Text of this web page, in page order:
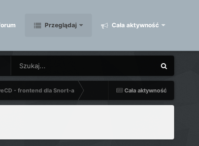
Przeglądaj Cała aktywność
Cała aktywność
- frontend dla Snort-a